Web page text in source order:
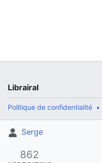
Serge
862
Librairal
Politique de confidentialité